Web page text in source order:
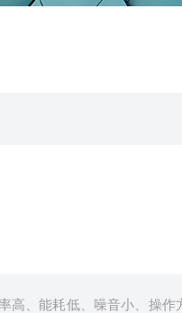
高、能耗低、噪音小、操作